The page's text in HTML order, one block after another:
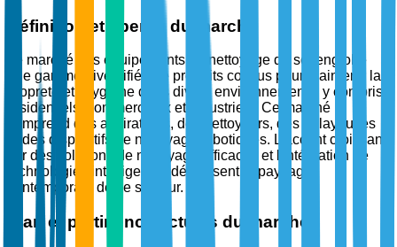
Définition et aperçu du marché
Le marché des équipements de nettoyage de sol englobe
une gamme diversifiée de produits conçus pour maintenir la
propreté et l'hygiène dans divers environnements, y compris
résidentiels, commerciaux et industriels. Ce marché
comprend des aspirateurs, des nettoyeurs, des balayeuses
et des dispositifs de nettoyage robotiques. L'accent croissant
sur des solutions de nettoyage efficaces et l'intégration de
technologies intelligentes définissent le paysage
contemporain de ce secteur.
Élan et pertinence actuels du marché